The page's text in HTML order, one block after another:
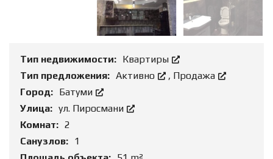
Тип недвижимости: Квартиры
Тип предложения: Активно , Продажа
Город: Батуми
Улица: ул. Пиросмани
Комнат: 2
Санузлов: 1